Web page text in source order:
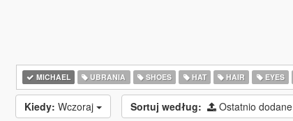
MICHAEL UBRANIA SHOES HAT HAIR EYES
Kiedy: Wczoraj Sortuj według: Ostatnio dodane